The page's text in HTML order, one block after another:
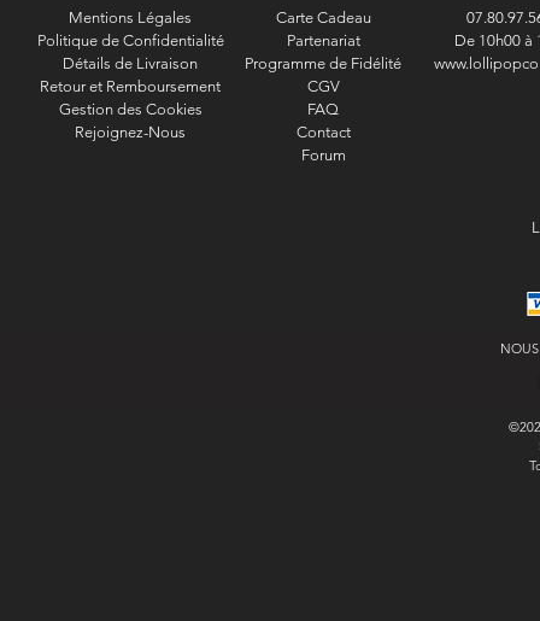
Mentions Légales
Politique de Confidentialité
Détails de Livraison
Retour et Remboursement
Gestion des Cookies
Rejoignez-Nous
Carte Cadeau
Partenariat
Programme de Fidélité
CGV
FAQ
Contact
Forum
De 10h00 à